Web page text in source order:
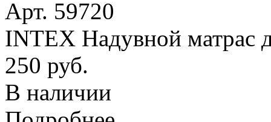
Арт. 59720
INTEX Надувной матрас
250 руб.
В наличии